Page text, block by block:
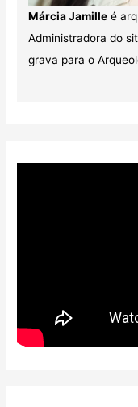
Márcia Jamilleé
Administradora do
grava para o